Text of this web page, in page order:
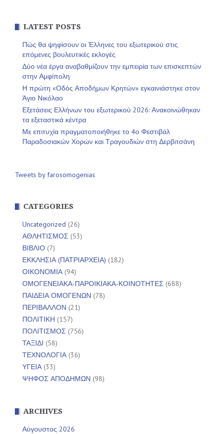
LATEST POSTS
Πώς θα ψηφίσουν οι Έλληνες του εξωτερικού στις
επόμενες βουλευτικές εκλογές
Δύο νέα έργα αναβαθμίζουν την εμπειρία των επισκεπτών
στην Αμφίπολη
Η πρώτη «Οδός Αποδήμων Κρητών» εγκαινιάστηκε στον
Άγιο Νικόλαο
Εξετάσεις Ελλήνων του εξωτερικού 2026: Ανακοινώθηκαν
τα εξεταστικά κέντρα
Με επιτυχία πραγματοποιήθηκε το 4ο Φεστιβάλ
Παραδοσιακών Χορών και Τραγουδιών στη Δερβιτσάνη
Tweets by farosomogenias
CATEGORIES
Uncategorized (26)
ΑΘΛΗΤΙΣΜΟΣ (53)
ΒΙΒΛΙΟ (7)
ΕΚΚΛΗΣΙΑ (ΠΑΤΡΙΑΡΧΕΙΑ) (182)
ΟΙΚΟΝΟΜΙΑ(94)
ΟΜΟΓΕΝΕΙΑΚΑ-ΠΑΡΟΙΚΙΑΚΑ-ΚΟΙΝΟΤΗΤΕΣ (688)
ΠΑΙΔΕΙΑ ΟΜΟΓΕΝΩΝ (78)
ΠΕΡΙΒΑΛΛΟΝ (21)
ΠΟΛΙΤΙΚΗ (157)
ΠΟΛΙΤΙΣΜΟΣ (756)
ΤΑΞΙΔΙ (58)
ΤΕΧΝΟΛΟΓΙΑ(36)
ΥΓΕΙΑ(33)
ΨΗΦΟΣ ΑΠΟΔΗΜΩΝ (98)
ARCHIVES
Αύγουστος 2026